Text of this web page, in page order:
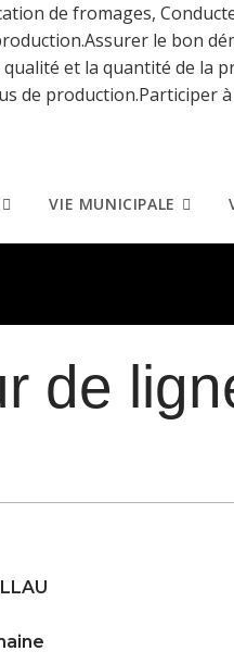
de fromages,
le bon
et la quantité de la
de
VIE MUNICIPALE
de